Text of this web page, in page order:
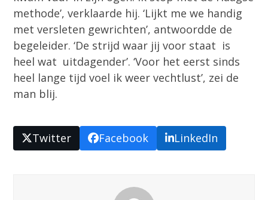
methode’, verklaarde hij. ‘Lijkt me we handig
met versleten gewrichten’, antwoordde de
begeleider. ‘De strijd waar jij voor staat is
heel wat uitdagender’. ‘Voor het eerst sinds
heel lange tijd voel ik weer vechtlust’, zei de
man blij.
Twitter Facebook LinkedIn